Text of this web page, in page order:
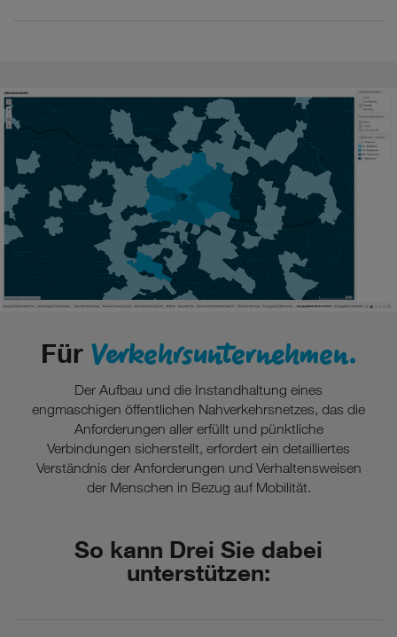
Für Verkehrsunternehmen.
Der Aufbau und die Instandhaltung eines
engmaschigen öffentlichen Nahverkehrsnetzes, das die
Anforderungen aller erfüllt und pünktliche
Verbindungen sicherstellt, erfordert ein detailliertes
Verständnis der Anforderungen und Verhaltensweisen
der Menschen in Bezug auf Mobilität.
So kann Drei Sie dabei
unterstützen: